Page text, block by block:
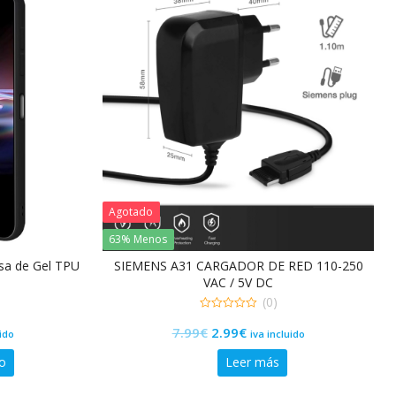
de Gel TPU
Agotado
63% Menos
SIEMENS A31 CARGADOR DE RED 110-250
VAC / 5V DC
de
5
(0)
7.99€ El
precio
original
2.99€El
precio
actual
iva incluido
Leer más